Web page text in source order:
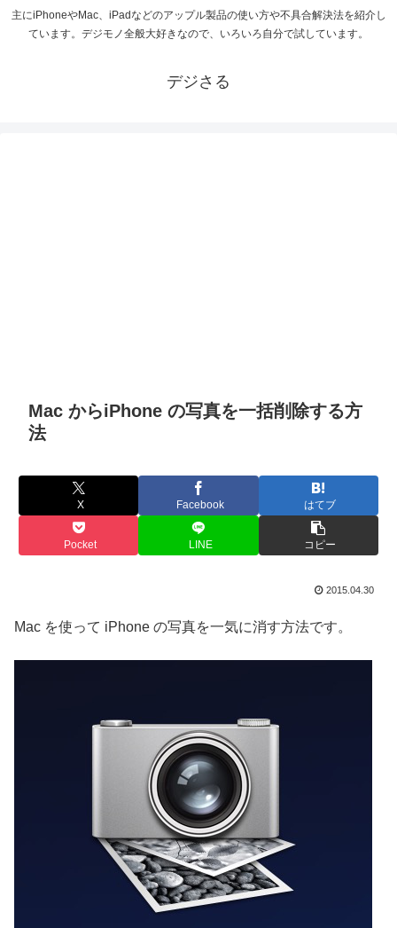
主にiPhoneやMac、iPadなどのアップル製品の使い方や不具合解決法を紹介し
ています。デジモノ全般大好きなので、いろいろ自分で試しています。
デジさる
Mac からiPhone の写真を一括削除する方
法
X Facebook はてブ
Pocket LINE コピー
2015.04.30
Mac を使って iPhone の写真を一気に消す方法です。